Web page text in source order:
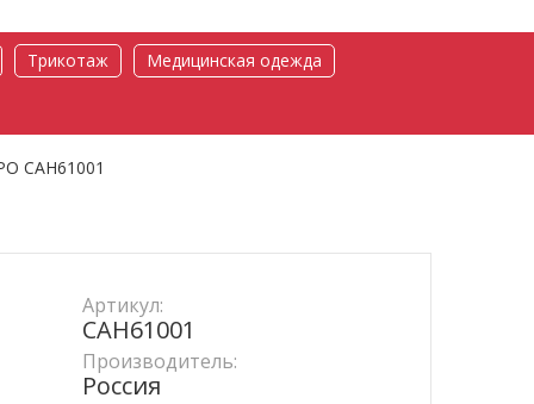
Трикотаж Медицинская одежда
САН61001
Артикул:
САН61001
Производитель:
Россия